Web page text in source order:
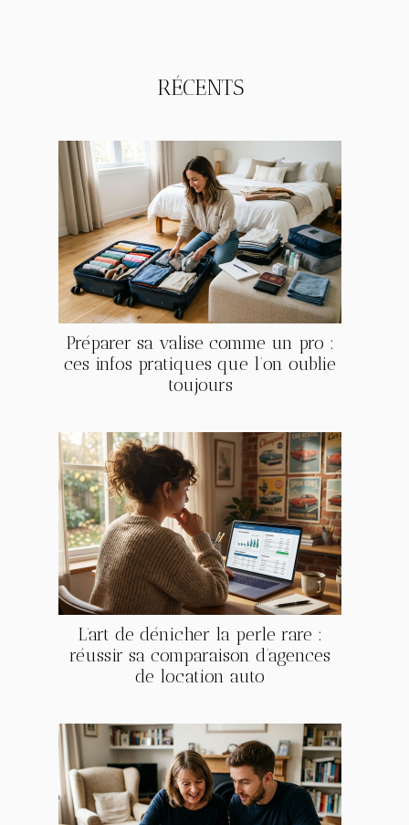
RÉCENTS
Préparer sa valise comme un pro :
ces infos pratiques que l’on oublie
toujours
L’art de dénicher la perle rare :
réussir sa comparaison d’agences
de location auto